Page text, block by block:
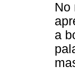
No
a